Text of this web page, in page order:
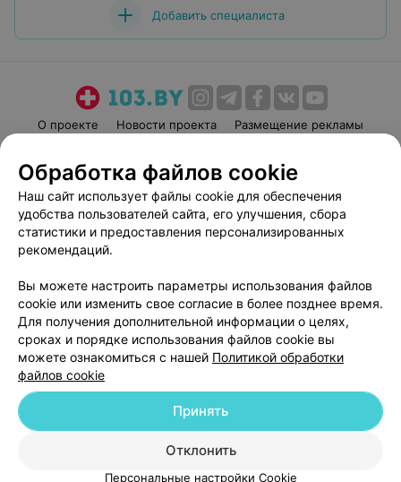
Добавить специалиста
О проекте Новости проекта
Размещение рекламы
Пользовательское соглашение
Способы оплаты
Вакансии
Партнеры
Написать руководителю 103.by
Обработка персональных данных
© 2026 ООО «Артокс Лаб», УНП 191700409
| 220012, Республика Беларусь,
г. Минск, улица Толбухина, 2, пом. 16 | help@103.by
Служба поддержки +375 291212755
Обработка файлов cookie
Наш сайт использует файлы cookie для обеспечения
удобства пользователей сайта, его улучшения, сбора
статистики и предоставления персонализированных
рекомендаций.
Вы можете настроить параметры использования файлов
cookie или изменить свое согласие в более позднее время.
Для получения дополнительной информации о целях,
сроках и порядке использования файлов cookie вы
можете ознакомиться с нашей Политикой обработки
файлов cookie
Отклонить
Принять
Персональные настройки Cookie